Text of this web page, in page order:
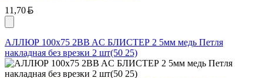
11,70
АЛЛЮР 100х75 2BB AC БЛИСТЕР 2 5мм медь Петля
накладная без врезки 2 шт(50 25)